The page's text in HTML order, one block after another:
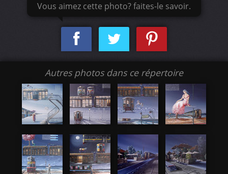
Vous aimez cette photo? faites-le savoir.
Autres photos dans ce répertoire